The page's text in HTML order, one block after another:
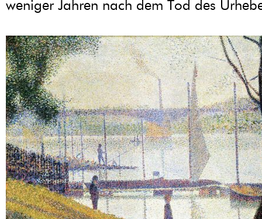
weniger Jahren nach dem Tod des